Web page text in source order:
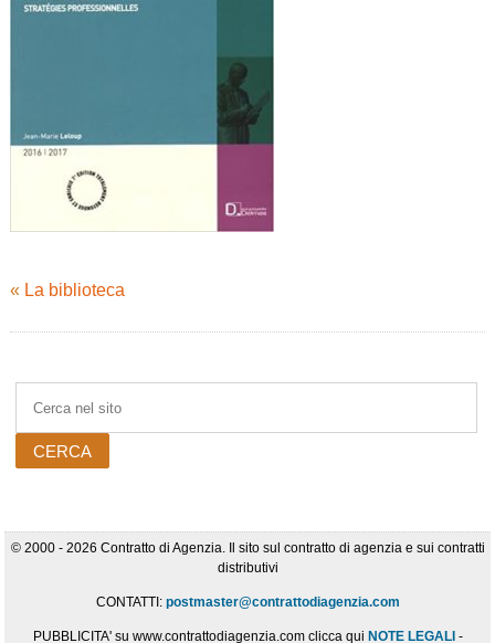
« La biblioteca
© 2000 - 2026 Contratto di Agenzia. Il sito sul contratto di agenzia e sui contratti
distributivi
CONTATTI: postmaster@contrattodiagenzia.com
PUBBLICITA' su www.contrattodiagenzia.com clicca qui NOTE LEGALI -